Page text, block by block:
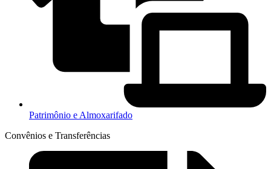
Patrimônio e Almoxarifado
Convênios e Transferências